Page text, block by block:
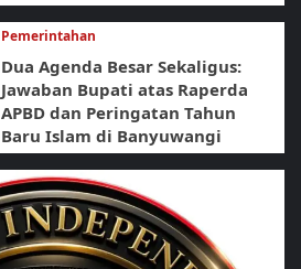
Pemerintahan
Dua Agenda Besar Sekaligus:
Jawaban Bupati atas Raperda
APBD dan Peringatan Tahun
Baru Islam di Banyuwangi